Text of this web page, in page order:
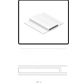
Мебельные